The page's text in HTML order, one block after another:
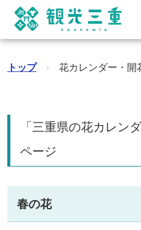
トップ › 花カレンダー・開
「三重県の花カレン
ページ
春の花